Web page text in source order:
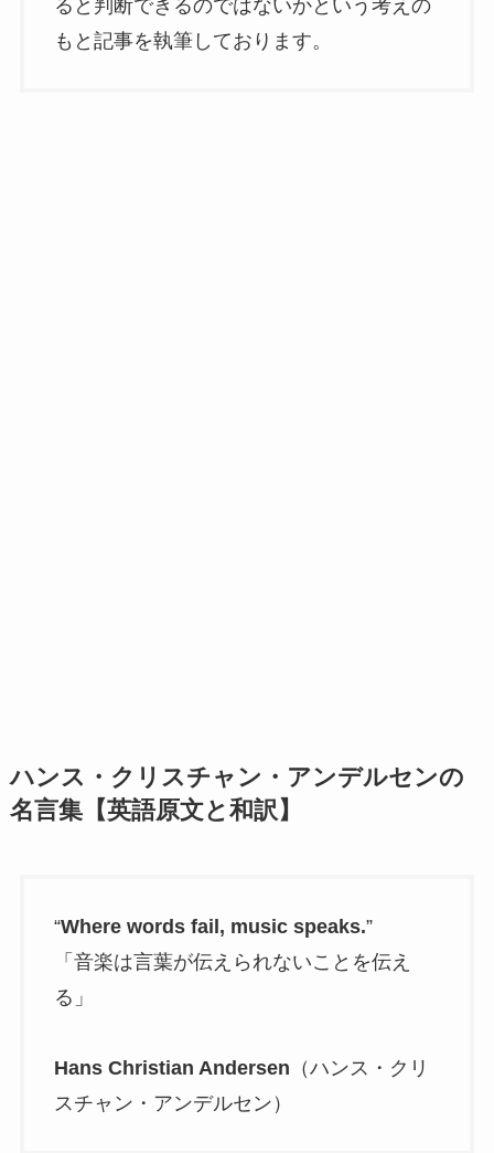
ると判断できるのではないかという考えの
もと記事を執筆しております。
ハンス・クリスチャン・アンデルセンの
名言集【英語原文と和訳】
“Where words fail, music speaks.”
「音楽は言葉が伝えられないことを伝え
る」
Hans Christian Andersen （ハンス・クリ
スチャン・アンデルセン）